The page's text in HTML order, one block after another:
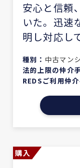
安心と信頼
いた。迅速
明し対応し
種別： 中古マン
法的上限の仲介
REDSご利用仲介
購入